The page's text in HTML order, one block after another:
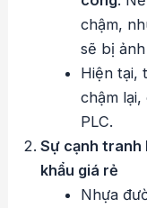
chậm,
sẽ bị
Hiện tại,
chậm
PLC.
Sự cạnh tranh
khẩu giá rẻ
Nhựa